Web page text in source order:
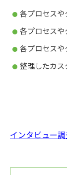
各プロセス
各プロセス
各プロセスや
整理したカス
インタビュー